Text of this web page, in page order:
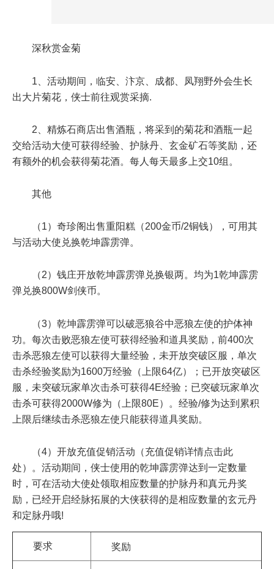
深秋赏金菊
1、活动期间，临安、汴京、成都、凤翔野外会生长
出大片菊花，侠士前往观赏采摘.
2、精炼石商店出售酒瓶，将采到的菊花和酒瓶一起
交给活动大使可获得经验、护脉丹、玄金矿石等奖励，还
有额外的机会获得菊花酒。每人每天最多上交10组。
其他
（1）奇珍阁出售重阳糕（200金币/2铜钱），可用其
与活动大使兑换乾坤霹雳弹。
（2）钱庄开放乾坤霹雳弹兑换银两。均为1乾坤霹雳
弹兑换800W剑侠币。
（3）乾坤霹雳弹可以破恶狼谷中恶狼左使的护体神
功。每次击败恶狼左使可获得经验和道具奖励，前400次
击杀恶狼左使可以获得大量经验，未开放突破区服，单次
击杀经验奖励为1600万经验（上限64亿）；已开放突破区
服，未突破玩家单次击杀可获得4E经验；已突破玩家单次
击杀可获得2000W修为（上限80E）。经验/修为达到累积
上限后继续击杀恶狼左使只能获得道具奖励。
（4）开放充值促销活动（充值促销详情点击此
处）。活动期间，侠士使用的乾坤霹雳弹达到一定数量
时，可在活动大使处领取相应数量的护脉丹和真元丹奖
励，已经开启经脉拓展的大侠获得的是相应数量的玄元丹
和定脉丹哦!
要求 奖励